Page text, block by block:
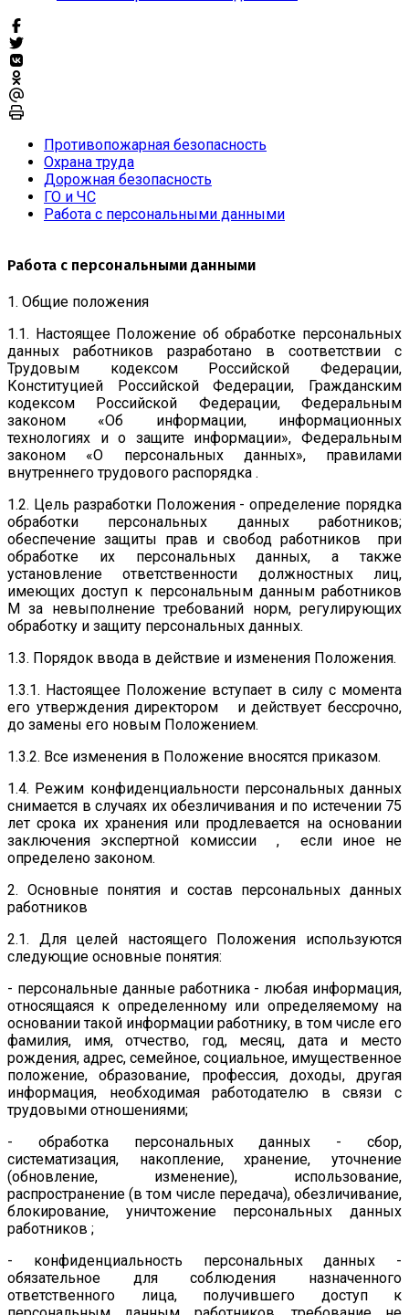
Противопожарная безопасность
Охрана труда
Дорожная безопасность
ГО и ЧС
Работа с персональными данными
Работа с персональными данными
1. Общие положения
1.1. Настоящее Положение об обработке персональных
данных работников разработано в соответствии с
Трудовым кодексом Российской Федерации,
Конституцией Российской Федерации, Гражданским
кодексом Российской Федерации, Федеральным
законом «Об информации, информационных
технологиях и о защите информации», Федеральным
законом «О персональных данных», правилами
внутреннего трудового распорядка .
1.2. Цель разработки Положения - определение порядка
обработки персональных данных работников;
обеспечение защиты прав и свобод работников при
обработке их персональных данных, а также
установление ответственности должностных лиц,
имеющих доступ к персональным данным работников
М за невыполнение требований норм, регулирующих
обработку и защиту персональных данных.
1.3. Порядок ввода в действие и изменения Положения.
1.3.1. Настоящее Положение вступает в силу с момента
его утверждения директором и действует бессрочно,
до замены его новым Положением.
1.3.2. Все изменения в Положение вносятся приказом.
1.4. Режим конфиденциальности персональных данных
снимается в случаях их обезличивания и по истечении 75
лет срока их хранения или продлевается на основании
заключения экспертной комиссии , если иное не
определено законом.
2. Основные понятия и состав персональных данных
работников
2.1. Для целей настоящего Положения используются
следующие основные понятия:
- персональные данные работника - любая информация,
относящаяся к определенному или определяемому на
основании такой информации работнику, в том числе его
фамилия, имя, отчество, год, месяц, дата и место
рождения, адрес, семейное, социальное, имущественное
положение, образование, профессия, доходы, другая
информация, необходимая работодателю в связи с
трудовыми отношениями;
- обработка персональных данных - сбор,
систематизация, накопление, хранение, уточнение
(обновление, изменение), использование,
распространение (в том числе передача), обезличивание,
блокирование, уничтожение персональных данных
работников ;
- конфиденциальность персональных данных -
обязательное для соблюдения назначенного
ответственного лица, получившего доступ к